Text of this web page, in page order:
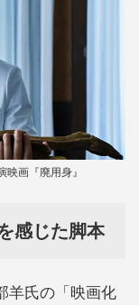
画『廃用身』
感じた脚本
氏の「映画化